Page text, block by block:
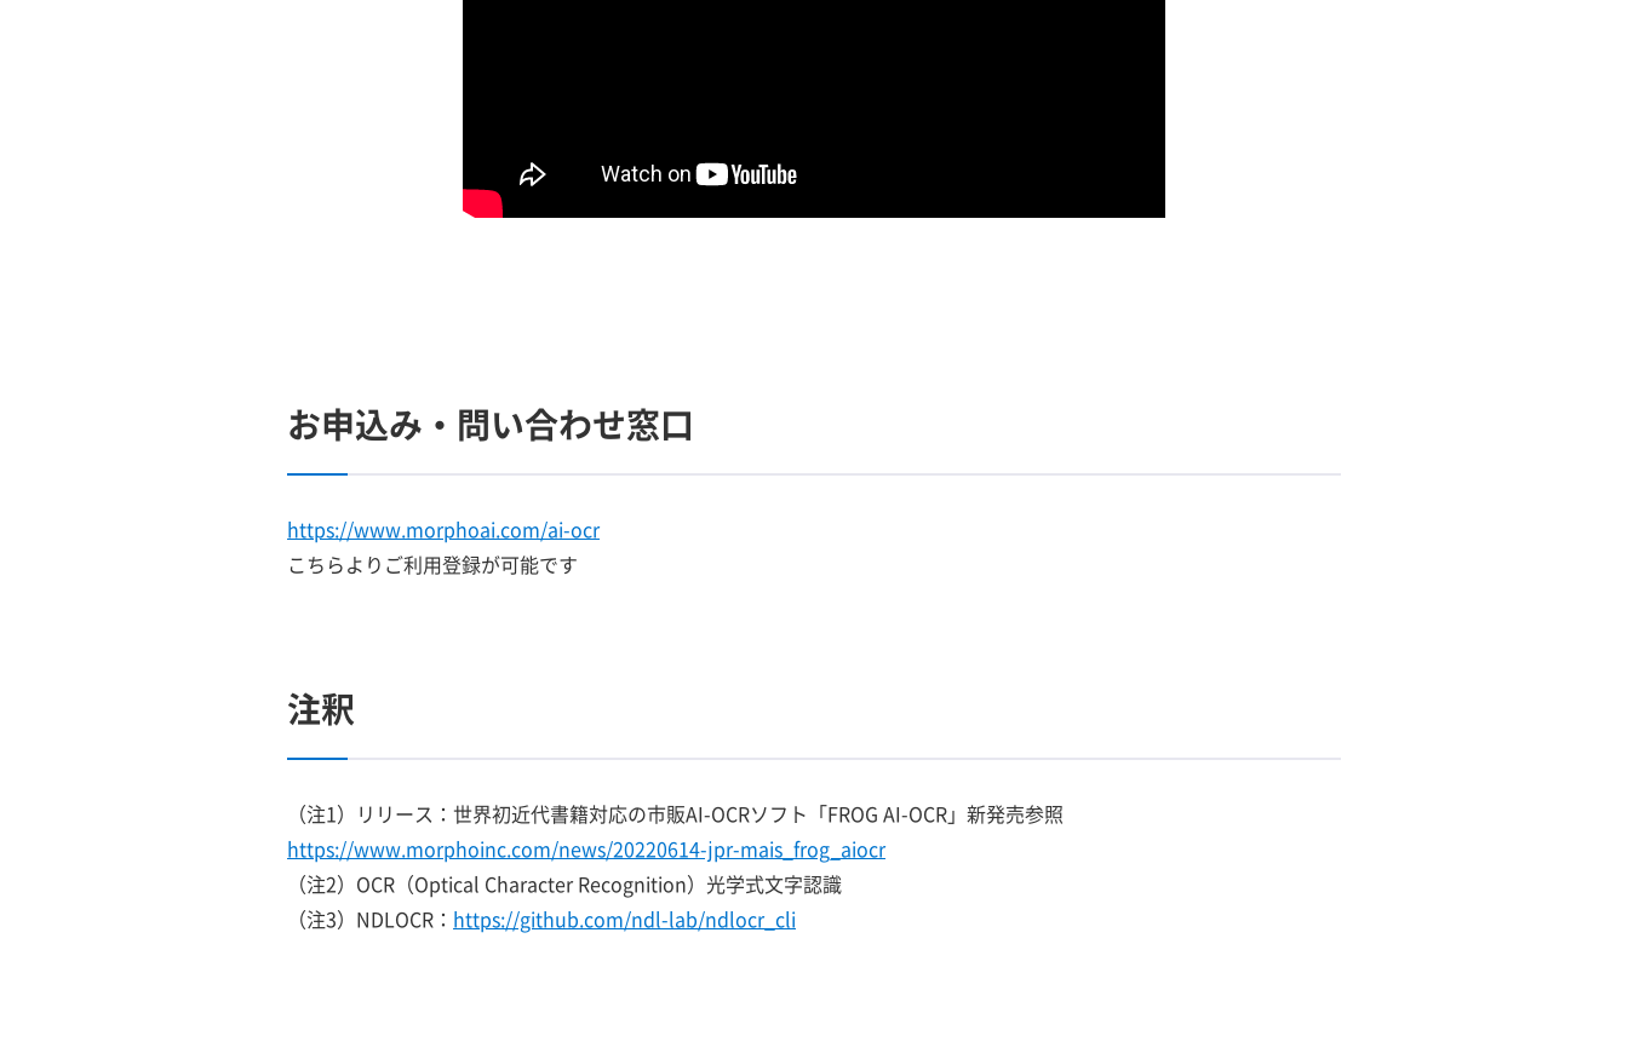
お申込み・問い合わせ窓口
https://www.morphoai.com/ai-ocr
こちらよりご利用登録が可能です
注釈
（注1）リリース：世界初近代書籍対応の市販AI-OCRソフト「FROG AI-OCR」新発売参照
https://www.morphoinc.com/news/20220614-jpr-mais_frog_aiocr
（注2）OCR（Optical Character Recognition）光学式文字認識
（注3）NDLOCR： https://github.com/ndl-lab/ndlocr_cli